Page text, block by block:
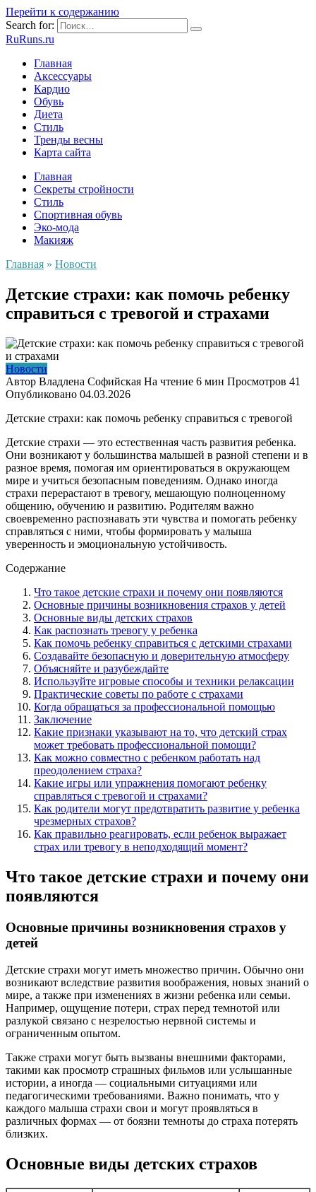
Перейти к содержанию
Search for:
RuRuns.ru
Главная
Аксессуары
Кардио
Обувь
Диета
Стиль
Тренды весны
Карта сайта
Главная
Секреты стройности
Стиль
Спортивная обувь
Эко-мода
Макияж
Главная » Новости
Детские страхи: как помочь ребенку
справиться с тревогой и страхами
Новости
Автор Владлена Софийская На чтение 6 мин Просмотров 41
Опубликовано 04.03.2026
Детские страхи: как помочь ребенку справиться с тревогой
Детские страхи — это естественная часть развития ребенка.
Они возникают у большинства малышей в разной степени и в
разное время, помогая им ориентироваться в окружающем
мире и учиться безопасным поведениям. Однако иногда
страхи перерастают в тревогу, мешающую полноценному
общению, обучению и развитию. Родителям важно
своевременно распознавать эти чувства и помогать ребенку
справляться с ними, чтобы формировать у малыша
уверенность и эмоциональную устойчивость.
Содержание
Что такое детские страхи и почему они появляются
Основные причины возникновения страхов у детей
Основные виды детских страхов
Как распознать тревогу у ребенка
Как помочь ребенку справиться с детскими страхами
Создавайте безопасную и доверительную атмосферу
Объясняйте и разубеждайте
Используйте игровые способы и техники релаксации
Практические советы по работе с страхами
Когда обращаться за профессиональной помощью
Заключение
Какие признаки указывают на то, что детский страх
может требовать профессиональной помощи?
Как можно совместно с ребенком работать над
преодолением страха?
Какие игры или упражнения помогают ребенку
справляться с тревогой и страхами?
Как родители могут предотвратить развитие у ребенка
чрезмерных страхов?
Как правильно реагировать, если ребенок выражает
страх или тревогу в неподходящий момент?
Что такое детские страхи и почему они
появляются
Основные причины возникновения страхов у
детей
Детские страхи могут иметь множество причин. Обычно они
возникают вследствие развития воображения, новых знаний о
мире, а также при изменениях в жизни ребенка или семьи.
Например, ощущение потери, страх перед темнотой или
разлукой связано с незрелостью нервной системы и
ограниченным опытом.
Также страхи могут быть вызваны внешними факторами,
такими как просмотр страшных фильмов или услышанные
истории, а иногда — социальными ситуациями или
педагогическими требованиями. Важно понимать, что у
каждого малыша страхи свои и могут проявляться в
различных формах — от боязни темноты до страха потерять
близких.
Основные виды детских страхов